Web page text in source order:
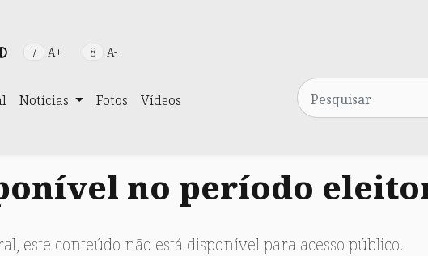
7 A+ 8 A-
Notícias Fotos Vídeos
Pesquisa
no período
este conteúdo não está disponível para acesso público.